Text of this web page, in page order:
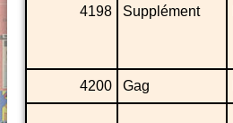
4198 Supplément
4200 Gag